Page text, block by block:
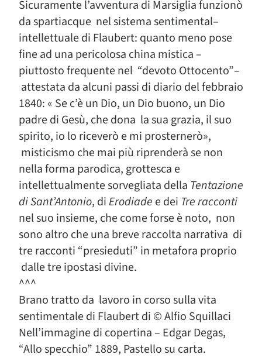
Sicuramente l’avventura di Marsiglia funzionò
da spartiacque nel sistema sentimental–
intellettuale di Flaubert: quanto meno pose
fine ad una pericolosa china mistica –
piuttosto frequente nel “devoto Ottocento”–
attestata da alcuni passi di diario del febbraio
1840: « Se c’è un Dio, un Dio buono, un Dio
padre di Gesù, che dona la sua grazia, il suo
spirito, io lo riceverò e mi prosternerò»,
misticismo che mai più riprenderà se non
nella forma parodica, grottesca e
intellettualmente sorvegliata della Tentazione
di Sant’Antonio, diErodiade e dei Tre racconti
nel suo insieme, che come forse è noto, non
sono altro che una breve raccolta narrativa di
tre racconti “presieduti” in metafora proprio
dalle tre ipostasi divine.
^^^
Brano tratto da lavoro in corso sulla vita
sentimentale di Flaubert di © Alfio Squillaci
Nell’immagine di copertina – Edgar Degas,
“Allo specchio” 1889, Pastello su carta.